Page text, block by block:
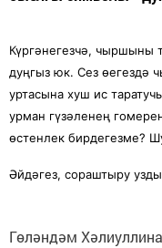
Күргәнегезчә, чыршыны
дуңгыз юк. Сез өегездә
уртасына хуш ис
урман гүзәленең
өстенлек бирдегезме?
Әйдәгез, сораштыру
Гөләндәм